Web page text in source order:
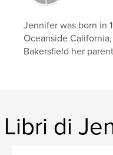
Jennifer was born in
Oceanside
Bakersfield her
Libri di